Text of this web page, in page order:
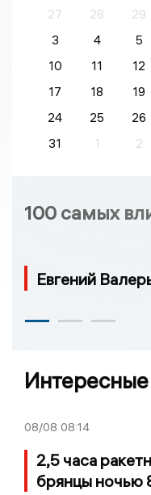
27
28 29
3
4 5
10
11 12
17
18 19
24
25 26
31
1 2
100 самых
Евгений
08/08 08:14
2,5 часа
брянцы ночью